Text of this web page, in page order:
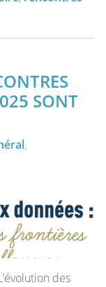
SONT
,
des